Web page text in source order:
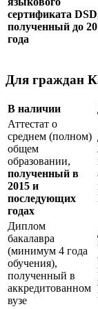
сертификата DSD
полученный до
года
Для граждан
В наличии
Аттестат о
среднем (полном)
общем
образовании,
полученный в
2015 и
последующих
годах
Диплом
бакалавра
(минимум 4 года
обучения),
полученный в
аккредитованном
вузе